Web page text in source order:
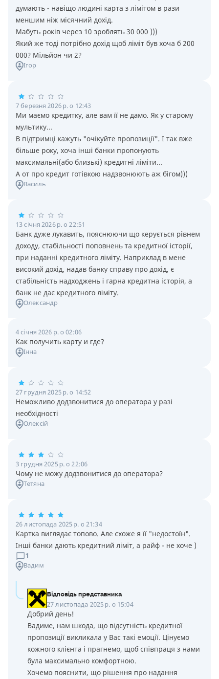
думають - навiщо людинi карта з лiмiтом в рази
меншим нiж мiсячний дохiд.
Мабуть рокiв через 10 зроблять 30 000 )))
Який же тодi потрiбно дохiд щоб лiмiт був хоча б 200
000? Мiльйон чи 2?
Ігор
7 березня 2026 р. о 12:43
Ми маємо кредитку, але вам її не дамо. Як у старому
мультику...
В підтримці кажуть "очікуйте пропозиції". І так вже
більше року, хоча інші банки пропонують
максимальні(або близькі) кредитні ліміти...
А от про кредит готівкою надзвонюють аж бігом)))
Василь
13 січня 2026 р. о 22:51
Банк дуже лукавить, пояснюючи що керується рівнем
доходу, стабільності поповнень та кредитної історії,
при наданні кредитного ліміту. Наприклад в мене
високий дохід, надав банку справу про дохід, є
стабільність надходжень і гарна кредитна історія, а
банк не дає кредитного ліміту.
Олександр
4 січня 2026 р. о 02:06
Как получить карту и где?
Інна
27 грудня 2025 р. о 14:52
Неможливо додзвонитися до оператора у разі
необхідності
Олексій
3 грудня 2025 р. о 22:06
Чому не можу додзвонитися до оператора?
Тетяна
26 листопада 2025 р. о 21:34
Картка виглядає топово. Але схоже я її "недостоїн".
Інші банки дають кредитний ліміт, а райф - не хоче )
1
Вадим
Відповідь представника
27 листопада 2025 р. о 15:04
Добрий день!
Вадиме, нам шкода, що відсутність кредитної
пропозиції викликала у Вас такі емоції. Цінуємо
кожного клієнта і прагнемо, щоб співпраця з нами
була максимально комфортною.
Хочемо пояснити, що рішення про надання